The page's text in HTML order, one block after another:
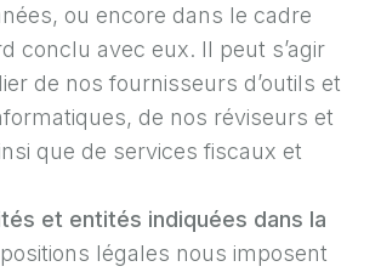
ou encore dans le cadre
conclu avec eux. Il peut s’agir
de nos fournisseurs d’outils et
de nos réviseurs et
que de services fiscaux et
et entités indiquées dans la
légales nous imposent